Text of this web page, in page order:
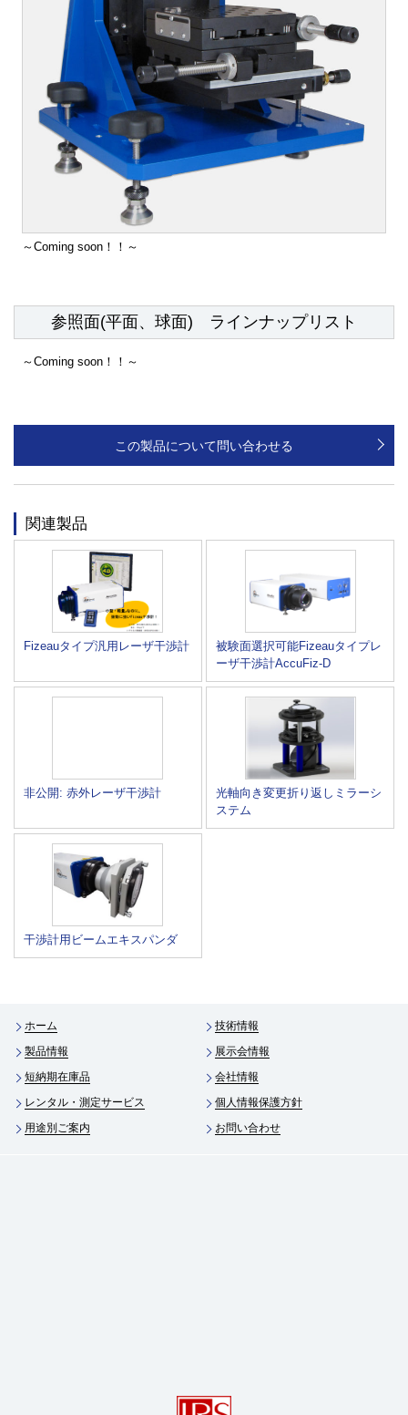
～Coming soon！！～
参照面(平面、球面) ラインナップリスト
～Coming soon！！～
この製品について問い合わせる
関連製品
Fizeauタイプ汎用レーザ干渉計
被験面選択可能Fizeauタイプレ
ーザ干渉計AccuFiz-D
非公開: 赤外レーザ干渉計
光軸向き変更折り返しミラーシ
ステム
干渉計用ビームエキスパンダ
ホーム
技術情報
製品情報
展示会情報
短納期在庫品
会社情報
レンタル・測定サービス
個人情報保護方針
用途別ご案内
お問い合わせ